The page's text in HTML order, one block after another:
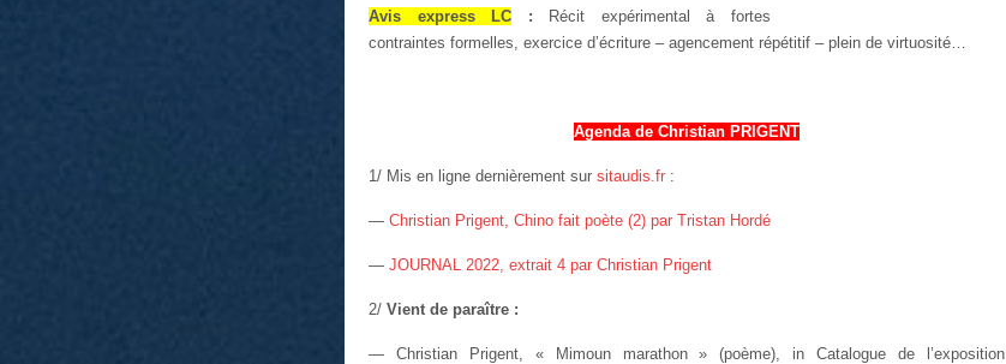
Avis express LC : Récit expérimental à fortes
contraintes formelles, exercice d’écriture – agencement répétitif – plein de virtuosité…
Agenda de Christian PRIGENT
1/ Mis en ligne dernièrement sur sitaudis.fr :
— Christian Prigent, Chino fait poète (2) par Tristan Hordé
— JOURNAL 2022, extrait 4 par Christian Prigent
2/ Vient de paraître :
— Christian Prigent, « Mimoun marathon » (poème), in Catalogue de l’exposition